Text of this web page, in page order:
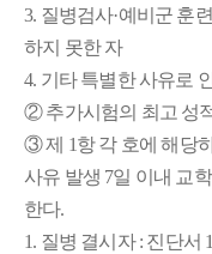
3. 질병검사·예비군 훈
하지 못한 자
4. 기타 특별한 사유로
② 추가시험의 최고 성
③ 제 1항 각 호에 해당
사유 발생 7일 이내 교
한다.
1. 질병 결시자 : 진단서